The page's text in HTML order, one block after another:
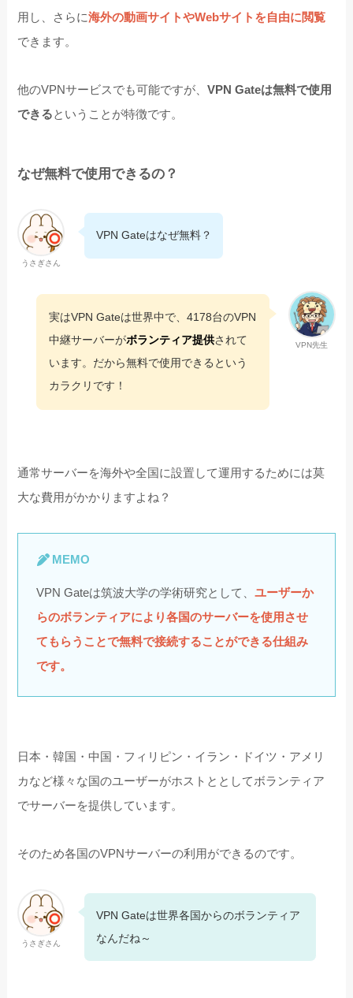
用し、さらに海外の動画サイトやWebサイトを自由に閲覧
できます。
他のVPNサービスでも可能ですが、VPN Gateは無料で使用
できるということが特徴です。
なぜ無料で使用できるの？
うさぎさん
VPN Gateはなぜ無料？
VPN先生
実はVPN Gateは世界中で、4178台のVPN
中継サーバーがボランティア提供されて
います。だから無料で使用できるという
カラクリです！
通常サーバーを海外や全国に設置して運用するためには莫
大な費用がかかりますよね？
MEMO
VPN Gateは筑波大学の学術研究として、 ユーザーか
らのボランティアにより各国のサーバーを使用させ
てもらうことで無料で接続することができる仕組み
です。
日本・韓国・中国・フィリピン・イラン・ドイツ・アメリ
カなど様々な国のユーザーがホストととしてボランティア
でサーバーを提供しています。
そのため各国のVPNサーバーの利用ができるのです。
うさぎさん
VPN Gateは世界各国からのボランティア
なんだね～